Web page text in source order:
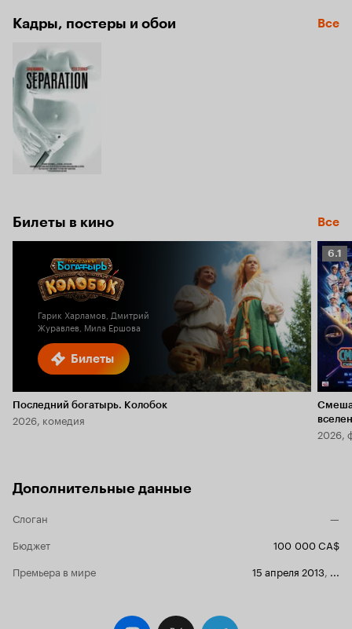
Кадры, постеры и обои Все
Билеты в кино Все
Билеты
Гарик Харламов, Дмитрий
Журавлев, Мила Ершова
Последний богатырь. Колобок
2026, комедия
6.1
6.1
2026,
Дополнительные данные
Слоган
—
Бюджет
100 000 CA$
Премьера в мире
15 апреля 2013, ...